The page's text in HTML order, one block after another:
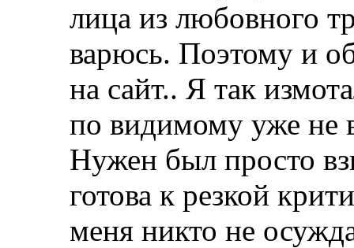
лица из любовного
варюсь. Поэтому и
на сайт.. Я так
по видимому уже не
Нужен был просто
готова к резкой
меня никто не